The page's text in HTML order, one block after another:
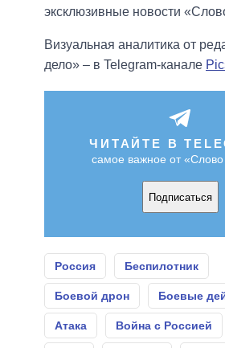
эксклюзивные новости
Визуальная аналитика от
дело» – в Telegram-канале
ЧИТАЙТЕ В
самое важное от
Подписаться
Россия Беспилотник
Боевой дрон Боевые
Атака Война с Россией